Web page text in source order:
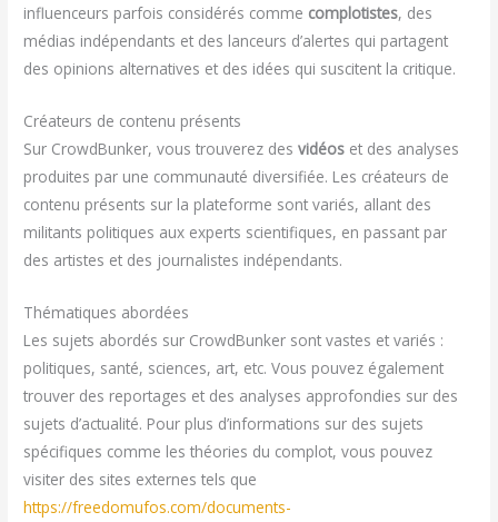
influenceurs parfois considérés comme complotistes, des
médias indépendants et des lanceurs d’alertes qui partagent
des opinions alternatives et des idées qui suscitent la critique.
Créateurs de contenu présents
Sur CrowdBunker, vous trouverez desvidéos et des analyses
produites par une communauté diversifiée. Les créateurs de
contenu présents sur la plateforme sont variés, allant des
militants politiques aux experts scientifiques, en passant par
des artistes et des journalistes indépendants.
Thématiques abordées
Les sujets abordés sur CrowdBunker sont vastes et variés :
politiques, santé, sciences, art, etc. Vous pouvez également
trouver des reportages et des analyses approfondies sur des
sujets d’actualité. Pour plus d’informations sur des sujets
spécifiques comme les théories du complot, vous pouvez
visiter des sites externes tels que
https://freedomufos.com/documents-